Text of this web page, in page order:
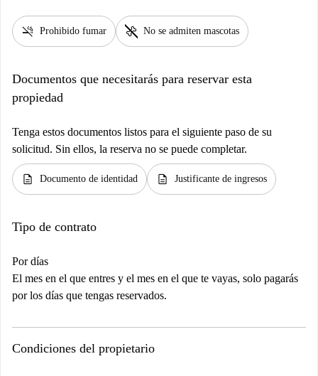
smoke_free Prohibido fumar pet_supplies No se admiten mascotas
Documentos que necesitarás para reservar esta
propiedad
Tenga estos documentos listos para el siguiente paso de su
solicitud. Sin ellos, la reserva no se puede completar.
description Documento de identidad description Justificante de ingresos
Tipo de contrato
Por días
El mes en el que entres y el mes en el que te vayas, solo pagarás
por los días que tengas reservados.
Condiciones del propietario